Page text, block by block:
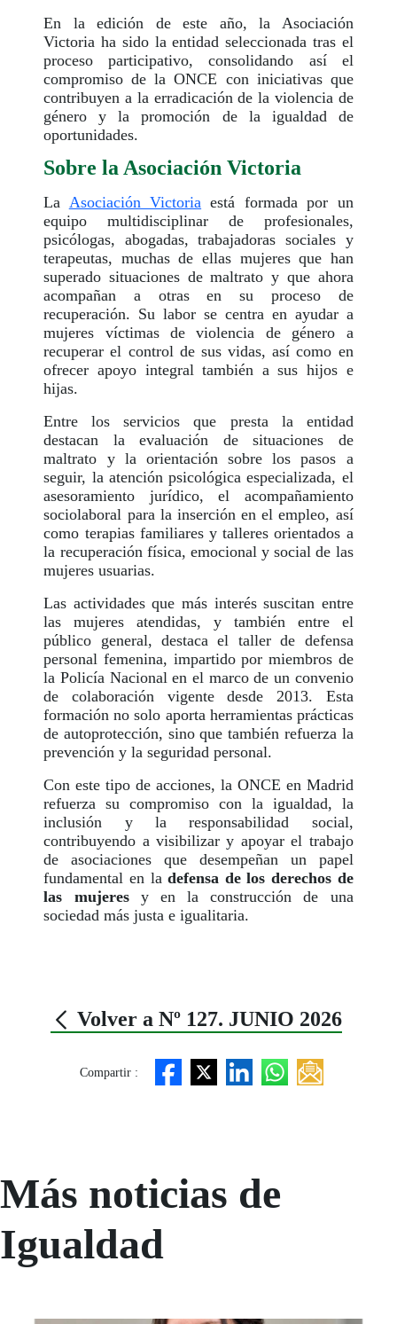
En la edición de este año, la Asociación
Victoria ha sido la entidad seleccionada tras el
proceso participativo, consolidando así el
compromiso de la ONCE con iniciativas que
contribuyen a la erradicación de la violencia de
género y la promoción de la igualdad de
oportunidades.
Sobre la Asociación Victoria
La Asociación Victoria está formada por un
equipo multidisciplinar de profesionales,
psicólogas, abogadas, trabajadoras sociales y
terapeutas, muchas de ellas mujeres que han
superado situaciones de maltrato y que ahora
acompañan a otras en su proceso de
recuperación. Su labor se centra en ayudar a
mujeres víctimas de violencia de género a
recuperar el control de sus vidas, así como en
ofrecer apoyo integral también a sus hijos e
hijas.
Entre los servicios que presta la entidad
destacan la evaluación de situaciones de
maltrato y la orientación sobre los pasos a
seguir, la atención psicológica especializada, el
asesoramiento jurídico, el acompañamiento
sociolaboral para la inserción en el empleo, así
como terapias familiares y talleres orientados a
la recuperación física, emocional y social de las
mujeres usuarias.
Las actividades que más interés suscitan entre
las mujeres atendidas, y también entre el
público general, destaca el taller de defensa
personal femenina, impartido por miembros de
la Policía Nacional en el marco de un convenio
de colaboración vigente desde 2013. Esta
formación no solo aporta herramientas prácticas
de autoprotección, sino que también refuerza la
prevención y la seguridad personal.
Con este tipo de acciones, la ONCE en Madrid
refuerza su compromiso con la igualdad, la
inclusión y la responsabilidad social,
contribuyendo a visibilizar y apoyar el trabajo
de asociaciones que desempeñan un papel
fundamental en ladefensa de los derechos de
las mujeresy en la construcción de una
sociedad más justa e igualitaria.
Volver a Nº 127. JUNIO 2026
Compartir :
Más noticias de
Igualdad